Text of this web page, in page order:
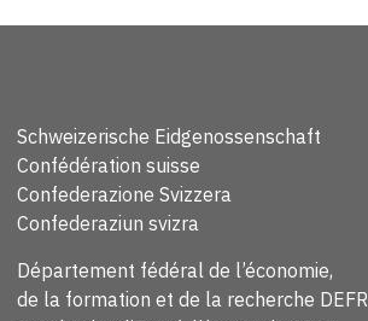
Schweizerische Eidgenossenschaft
Confédération suisse
Confederazione Svizzera
Confederaziun svizra
Département fédéral de l’économie,
de la formation et de la recherche DEFR